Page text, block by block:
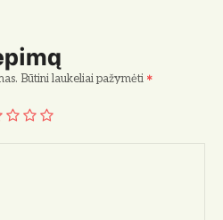
Būtini laukeliai pažymėti